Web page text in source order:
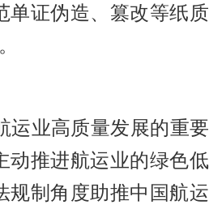
单证伪造、篡改等纸质
运业高质量发展的重要
动推进航运业的绿色低
规制角度助推中国航运